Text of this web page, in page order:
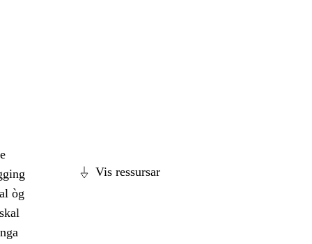
Vis ressursar
òg